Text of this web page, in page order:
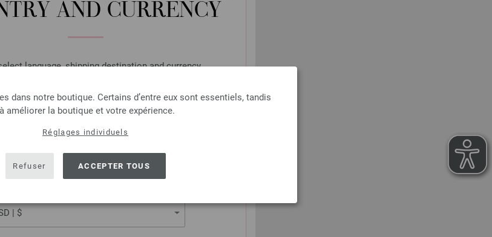
AND CURRENCY
language, shipping destination and currency.
USA - The United States of America
dans notre boutique. Certains d’entre eux sont essentiels, tandis
améliorer la boutique et votre expérience.
Réglages individuels
Refuser ACCEPTER TOUS
Big Vintage